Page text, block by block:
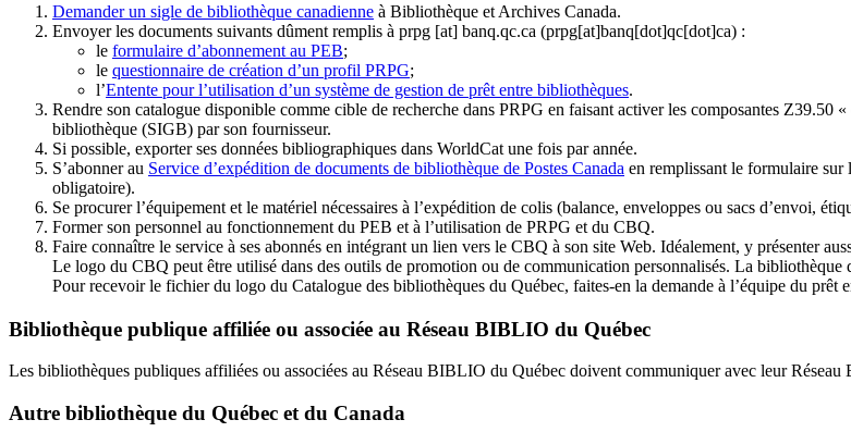
Demander un sigle de bibliothèque canadienne à Bibliothèque et Archives Canada.
Envoyer les documents suivants dûment remplis à prpg [at] banq.qc.ca (prpg[at]banq[dot]qc[dot]ca) :
le formulaire d’abonnement au PEB;
le questionnaire de création d’un profil PRPG;
l’Entente pour l’utilisation d’un système de gestion de prêt entre bibliothèques.
Rendre son catalogue disponible comme cible de recherche dans PRPG en faisant activer les composantes Z39.50
bibliothèque (SIGB) par son fournisseur.
Si possible, exporter ses données bibliographiques dans WorldCat une fois par année.
S’abonner au Service d’expédition de documents de bibliothèque de Postes Canada en remplissant le formulaire sur
obligatoire).
Se procurer l’équipement et le matériel nécessaires à l’expédition de colis (balance, enveloppes ou sacs d’envoi,
Former son personnel au fonctionnement du PEB et à l’utilisation de PRPG et du CBQ.
Faire connaître le service à ses abonnés en intégrant un lien vers le CBQ à son site Web. Idéalement, y présenter
Le logo du CBQ peut être utilisé dans des outils de promotion ou de communication personnalisés. La bibliothèque
Pour recevoir le fichier du logo du Catalogue des bibliothèques du Québec, faites-en la demande à l’équipe du prêt
Bibliothèque publique affiliée ou associée au Réseau BIBLIO du Québec
Les bibliothèques publiques affiliées ou associées au Réseau BIBLIO du Québec doivent communiquer avec leur
Autre bibliothèque du Québec et du Canada